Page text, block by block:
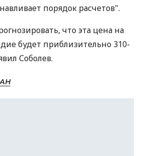
порядок расчетов".
что эта цена на
будет приблизительно 310-
Соболев.